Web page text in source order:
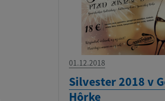
01.12.2018
Silvester 2018 v
Hôrke